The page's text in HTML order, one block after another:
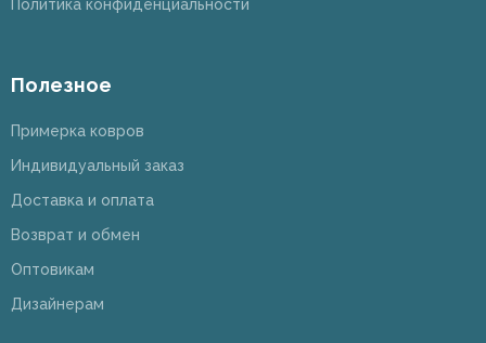
Политика конфиденциальности
Полезное
Примерка ковров
Индивидуальный заказ
Доставка и оплата
Возврат и обмен
Оптовикам
Дизайнерам